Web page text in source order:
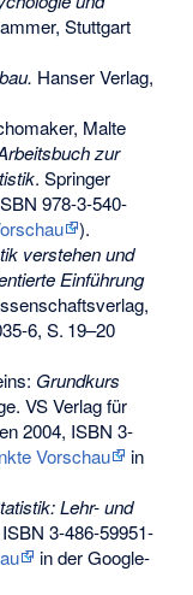
Stuttgart
Hanser Verlag,
Malte
zur
. Springer
978-3-540-
).
verstehen und
Einführung
6,S. 19–20
Grundkurs
VS Verlag für
2004, ISBN 3-
Vorschau
in
Lehr- und
ISBN 3-486-59951-
in der Google-